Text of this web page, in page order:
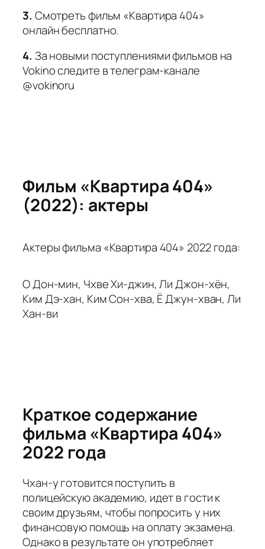
3. Смотреть фильм «Квартира 404»
онлайн бесплатно.
4. За новыми поступлениями фильмов на
Vokino следите в телеграм-канале
@vokinoru
Фильм «Квартира 404»
(2022): актеры
Актеры фильма «Квартира 404» 2022 года:
О Дон-мин, Чхве Хи-джин, Ли Джон-хён,
Ким Дэ-хан, Ким Сон-хва, Ё Джун-хван, Ли
Хан-ви
Краткое содержание
фильма «Квартира 404»
2022 года
Чхан-у готовится поступить в
полицейскую академию, идет в гости к
своим друзьям, чтобы попросить у них
финансовую помощь на оплату экзамена.
Однако в результате он употребляет